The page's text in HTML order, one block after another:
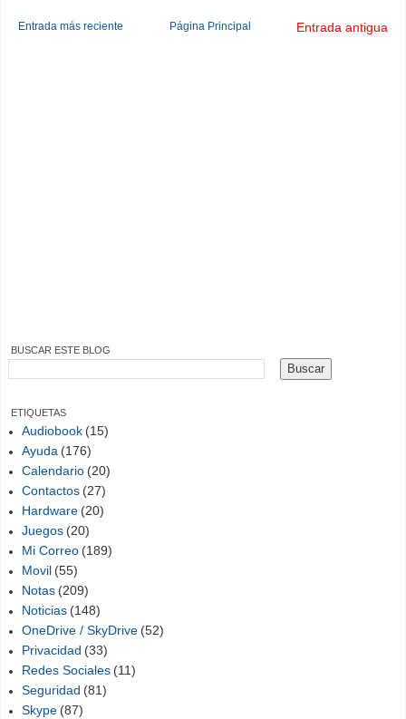
Entrada más reciente Entrada antigua
Página Principal
BUSCAR ESTE BLOG
ETIQUETAS
Audiobook (15)
Ayuda (176)
Calendario (20)
Contactos (27)
Hardware (20)
Juegos (20)
Mi Correo (189)
Movil (55)
Notas (209)
Noticias (148)
OneDrive / SkyDrive (52)
Privacidad (33)
Redes Sociales (11)
Seguridad (81)
Skype (87)